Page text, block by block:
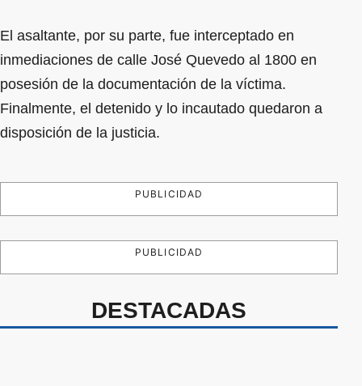
El asaltante, por su parte, fue interceptado en
inmediaciones de calle José Quevedo al 1800 en
posesión de la documentación de la víctima.
Finalmente, el detenido y lo incautado quedaron a
disposición de la justicia.
PUBLICIDAD
PUBLICIDAD
DESTACADAS